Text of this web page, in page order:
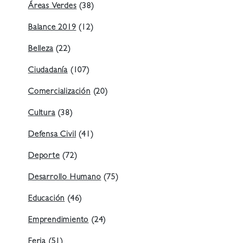
Áreas Verdes (38)
Balance 2019 (12)
Belleza(22)
Ciudadanía (107)
Comercialización (20)
Cultura(38)
Defensa Civil (41)
Deporte (72)
Desarrollo Humano (75)
Educación (46)
Emprendimiento (24)